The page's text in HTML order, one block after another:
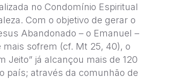
no Condomínio Espiritual
Com o objetivo de gerar o
Abandonado – o Emanuel –
sofrem (cf. Mt 25, 40), o
Jeito” já alcançou mais de 120
país; através da comunhão de